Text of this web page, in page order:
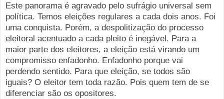
Este panorama é agravado pelo sufrágio universal sem
política. Temos eleições regulares a cada dois anos. Foi
uma conquista. Porém, a despolitização do processo
eleitoral acentuado a cada pleito é inegável. Para a
maior parte dos eleitores, a eleição está virando um
compromisso enfadonho. Enfadonho porque vai
perdendo sentido. Para que eleição, se todos são
iguais? O eleitor tem toda razão. Pois quem tem de se
diferenciar são os opositores.